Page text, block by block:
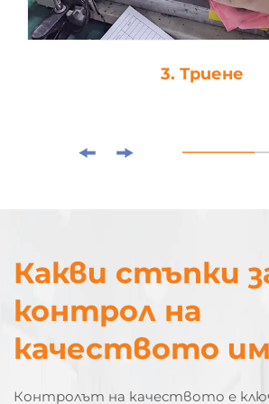
4. Капка-лепило
Какви стъпки
контрол на
качеството
Контролът на качеството е